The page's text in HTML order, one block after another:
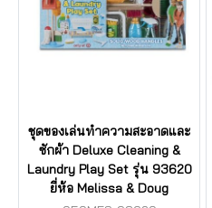
ชุดของเล่นทำความสะอาดและ
ซักผ้า Deluxe Cleaning &
Laundry Play Set รุ่น 93620
ยี่ห้อ Melissa & Doug